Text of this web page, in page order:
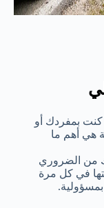
بمفردك أو
هي أهم ما
من الضروري
في كل مرة